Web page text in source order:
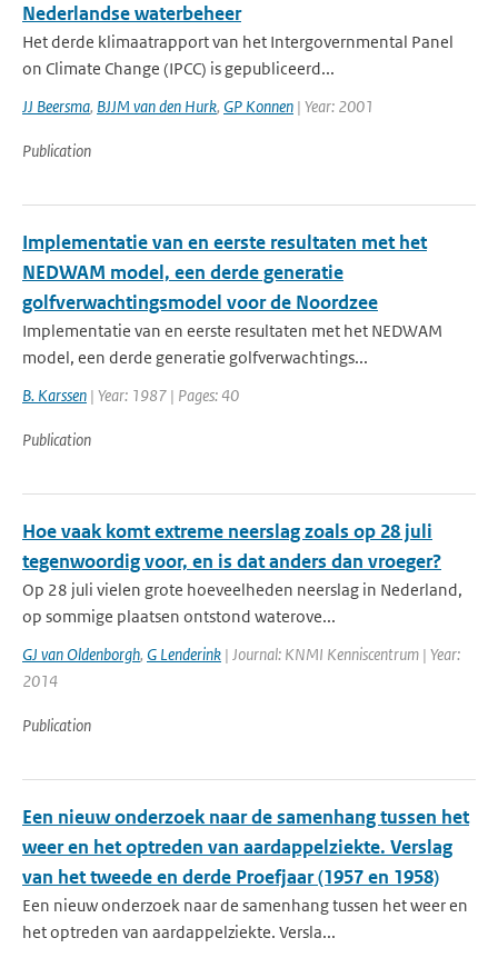
Nederlandse waterbeheer
Het derde klimaatrapport van het Intergovernmental Panel
on Climate Change (IPCC) is gepubliceerd...
JJ Beersma, BJJM van den Hurk, GP Konnen | Year: 2001
Publication
Implementatie van en eerste resultaten met het
NEDWAM model, een derde generatie
golfverwachtingsmodel voor de Noordzee
Implementatie van en eerste resultaten met het NEDWAM
model, een derde generatie golfverwachtings...
B. Karssen | Year: 1987 | Pages: 40
Publication
Hoe vaak komt extreme neerslag zoals op 28 juli
tegenwoordig voor, en is dat anders dan vroeger?
Op 28 juli vielen grote hoeveelheden neerslag in Nederland,
op sommige plaatsen ontstond waterove...
GJ van Oldenborgh, G Lenderink | Journal: KNMI Kenniscentrum | Year:
2014
Publication
Een nieuw onderzoek naar de samenhang tussen het
weer en het optreden van aardappelziekte. Verslag
van het tweede en derde Proefjaar (1957 en 1958)
Een nieuw onderzoek naar de samenhang tussen het weer en
het optreden van aardappelziekte. Versla...